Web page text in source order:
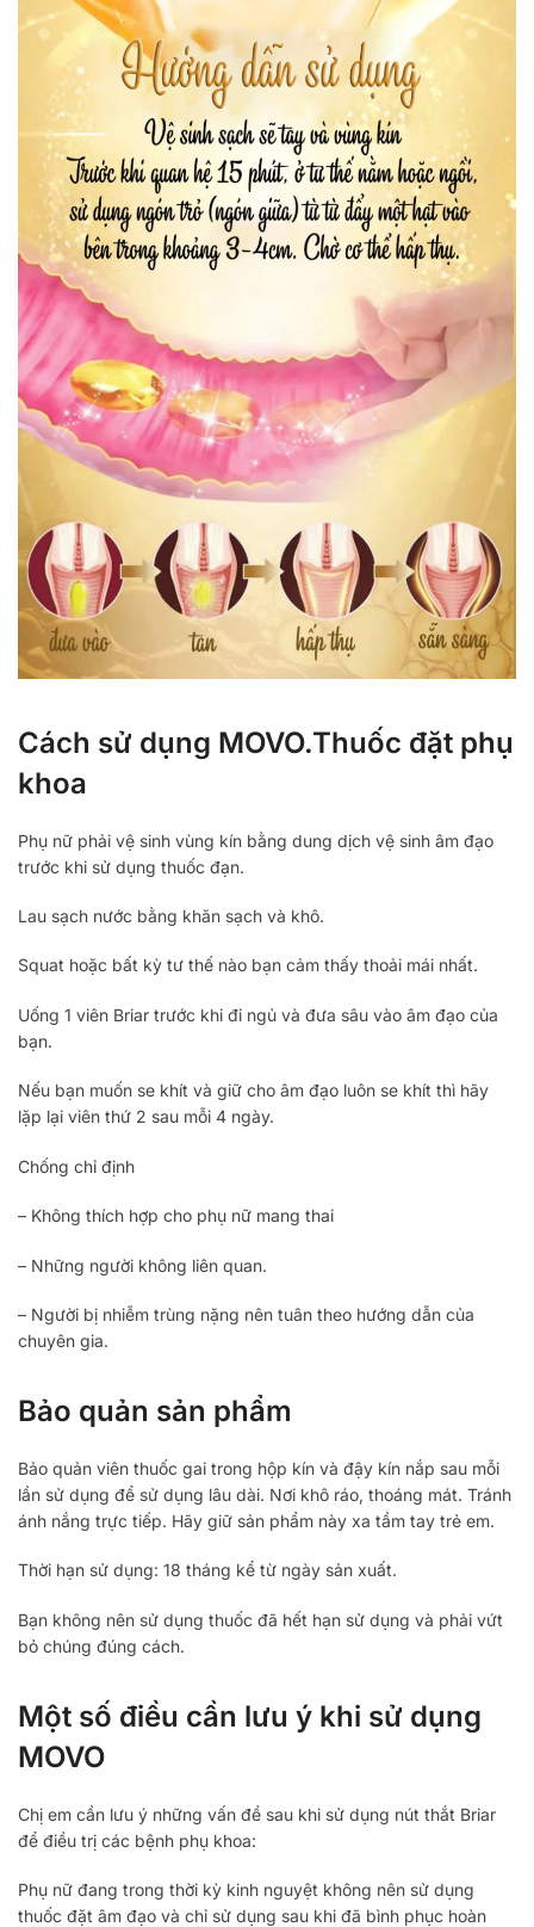
Cách sử dụng MOVO.Thuốc đặt phụ
khoa
Phụ nữ phải vệ sinh vùng kín bằng dung dịch vệ sinh âm đạo
trước khi sử dụng thuốc đạn.
Lau sạch nước bằng khăn sạch và khô.
Squat hoặc bất kỳ tư thế nào bạn cảm thấy thoải mái nhất.
Uống 1 viên Briar trước khi đi ngủ và đưa sâu vào âm đạo của
bạn.
Nếu bạn muốn se khít và giữ cho âm đạo luôn se khít thì hãy
lặp lại viên thứ 2 sau mỗi 4 ngày.
Chống chỉ định
– Không thích hợp cho phụ nữ mang thai
– Những người không liên quan.
– Người bị nhiễm trùng nặng nên tuân theo hướng dẫn của
chuyên gia.
Bảo quản sản phẩm
Bảo quản viên thuốc gai trong hộp kín và đậy kín nắp sau mỗi
lần sử dụng để sử dụng lâu dài. Nơi khô ráo, thoáng mát. Tránh
ánh nắng trực tiếp. Hãy giữ sản phẩm này xa tầm tay trẻ em.
Thời hạn sử dụng: 18 tháng kể từ ngày sản xuất.
Bạn không nên sử dụng thuốc đã hết hạn sử dụng và phải vứt
bỏ chúng đúng cách.
Một số điều cần lưu ý khi sử dụng
MOVO
Chị em cần lưu ý những vấn đề sau khi sử dụng nút thắt Briar
để điều trị các bệnh phụ khoa:
Phụ nữ đang trong thời kỳ kinh nguyệt không nên sử dụng
thuốc đặt âm đạo và chỉ sử dụng sau khi đã bình phục hoàn